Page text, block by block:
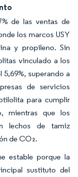
de las ventas de
los marcos USY
y propileno. Sin
vinculado a los
superando a
de servicios
para cumplir
mientras que los
lechos de tamiz
de CO₂.
estable porque la
sustituto del